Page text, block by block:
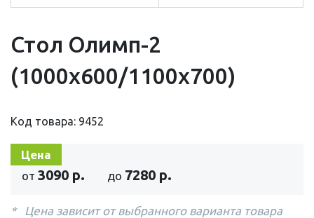
Стол Олимп-2
(1000х600/1100х700)
Код товара: 9452
Цена
от 3090 р. до 7280 р.
Цена зависит от выбранного варианта товара